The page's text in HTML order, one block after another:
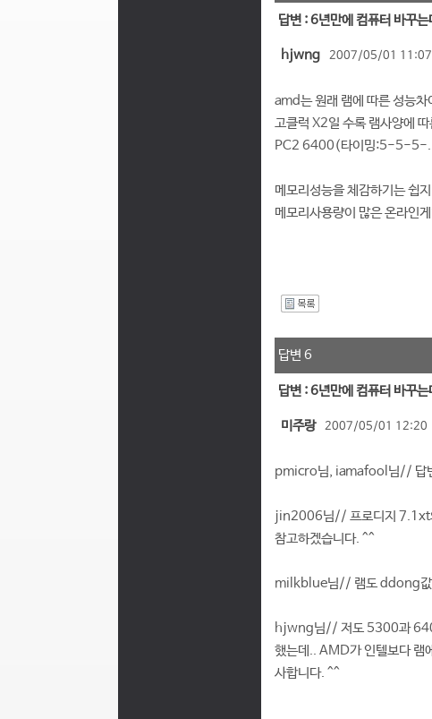
답변 : 6년만에 컴퓨터 바꾸
hjwng 2007/05/01 11:07
amd는 원래 램에 따른 성능차
고클럭 X2일 수록 램사양에
PC2 6400(타이밍:5-5-5-
메모리성능을 체감하기는 쉽
메모리사용량이 많은 온라인
답변 6
답변 : 6년만에 컴퓨터 바꾸
미주랑 2007/05/01 12:20
pmicro님, iamafool님// 답
jin2006님// 프로디지 7.1xt
참고하겠습니다. ^^
milkblue님// 램도 ddong값
hjwng님// 저도 5300과 6400
했는데.. AMD가 인텔보다 램
사합니다. ^^